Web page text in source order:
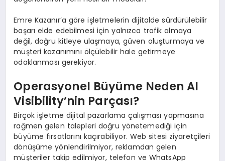
Emre Kazanır’a göre işletmelerin dijitalde sürdürülebilir
başarı elde edebilmesi için yalnızca trafik almaya
değil, doğru kitleye ulaşmaya, güven oluşturmaya ve
müşteri kazanımını ölçülebilir hale getirmeye
odaklanması gerekiyor.
Operasyonel Büyüme Neden AI
Visibility’nin Parçası?
Birçok işletme dijital pazarlama çalışması yapmasına
rağmen gelen talepleri doğru yönetemediği için
büyüme fırsatlarını kaçırabiliyor. Web sitesi ziyaretçileri
dönüşüme yönlendirilmiyor, reklamdan gelen
müşteriler takip edilmiyor, telefon ve WhatsApp